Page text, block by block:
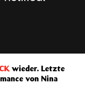
wieder. Letzte
von Nina